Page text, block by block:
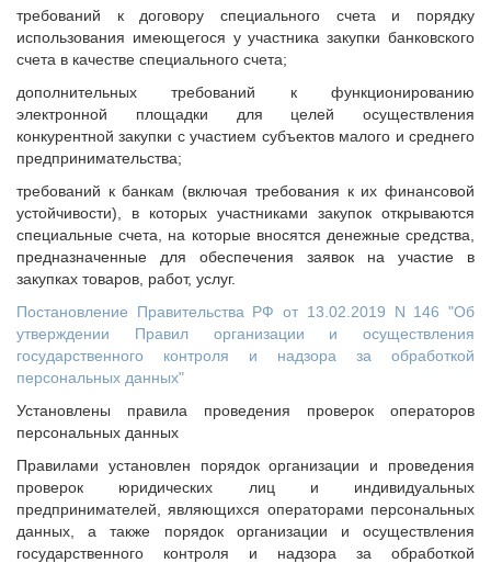
требований к договору специального счета и порядку
использования имеющегося у участника закупки банковского
счета в качестве специального счета;
дополнительных требований к функционированию
электронной площадки для целей осуществления
конкурентной закупки с участием субъектов малого и среднего
предпринимательства;
требований к банкам (включая требования к их финансовой
устойчивости), в которых участниками закупок открываются
специальные счета, на которые вносятся денежные средства,
предназначенные для обеспечения заявок на участие в
закупках товаров, работ, услуг.
Постановление Правительства РФ от 13.02.2019 N 146 "Об
утверждении Правил организации и осуществления
государственного контроля и надзора за обработкой
персональных данных"
Установлены правила проведения проверок операторов
персональных данных
Правилами установлен порядок организации и проведения
проверок юридических лиц и индивидуальных
предпринимателей, являющихся операторами персональных
данных, а также порядок организации и осуществления
государственного контроля и надзора за обработкой